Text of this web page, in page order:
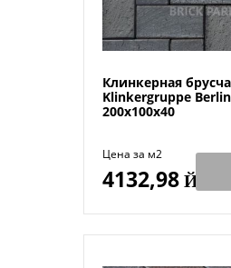
Клинкерная
Klinkergruppe Berlin
200х100х40
Цена за м2
4132,98Й